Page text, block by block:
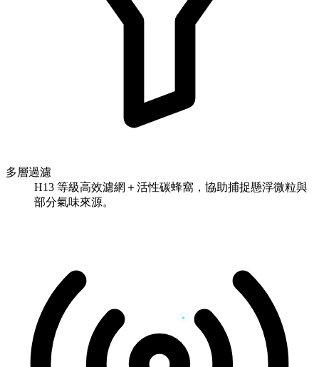
多層過濾
H13 等級高效濾網＋活性碳蜂窩，協助捕捉懸浮微粒與
部分氣味來源。